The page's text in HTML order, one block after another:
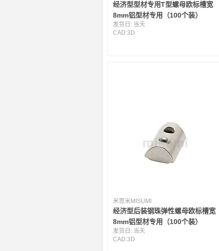
经济型型材专用T型螺母欧标槽宽
8mm铝型材专用（100个装）
发货日: 当天
CAD:3D
米思米MISUMI
经济型后装钢珠弹性螺母欧标槽宽
8mm铝型材专用（100个装）
发货日: 当天
CAD:3D